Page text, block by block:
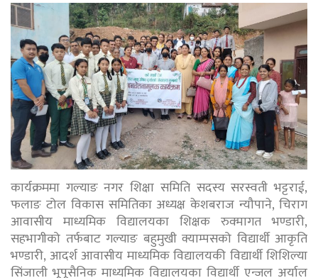
कार्यक्रममा गल्याङ नगर शिक्षा समिति सदस्य सरस्वती भट्टराई,
फलाङ टोल विकास समितिका अध्यक्ष केशबराज न्यौपाने, चिराग
आवासीय माध्यमिक विद्यालयका शिक्षक रुक्मागत भण्डारी,
सहभागीको तर्फबाट गल्याङ बहुमुखी क्याम्पसको विद्यार्थी आकृति
भण्डारी, आदर्श आवासीय माध्यमिक विद्यालयकी विद्यार्थी शिशिल्या
सिंजाली भूपूसैनिक माध्यमिक विद्यालयका विद्यार्थी एन्जल अर्याल